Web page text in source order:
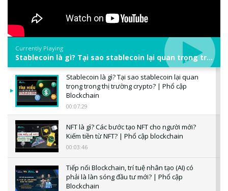
Currently Playing
Stablecoin là gì? Tại sao stablecoin lại quan trọng trong thị trường crypto? | Phổ cập Blockchain
Stablecoin là gì? Tại sao stablecoin lại quan
trọng trong thị trường crypto? | Phổ cập
Blockchain
00:07:29
NFT là gì? Các bước tạo NFT cho người mới?
Kiếm tiền từ NFT? | Phổ cập blockchain
00:03:46
Tiếp nối Blockchain, trí tuệ nhân tạo (AI) có
phải là làn sóng đầu tư mới? | Phổ cập
Blockchain